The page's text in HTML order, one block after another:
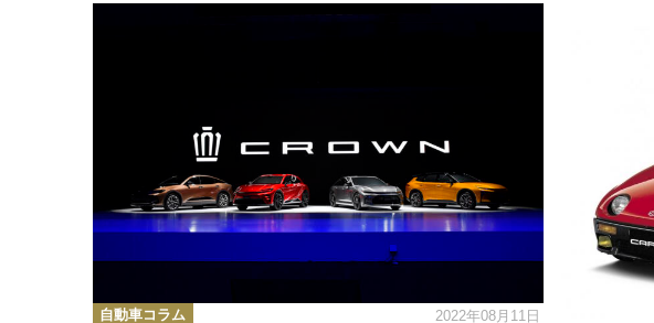
カ
自動車コラム 2022年08月11日